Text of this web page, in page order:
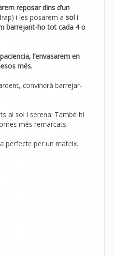
reposar dins d’un
i les posarem a sol i
barrejant-ho tot cada 4 o
l’envasarem en
més.
convindrà barrejar-
al sol i serena. També hi
més remarcats.
perfecte per un mateix.